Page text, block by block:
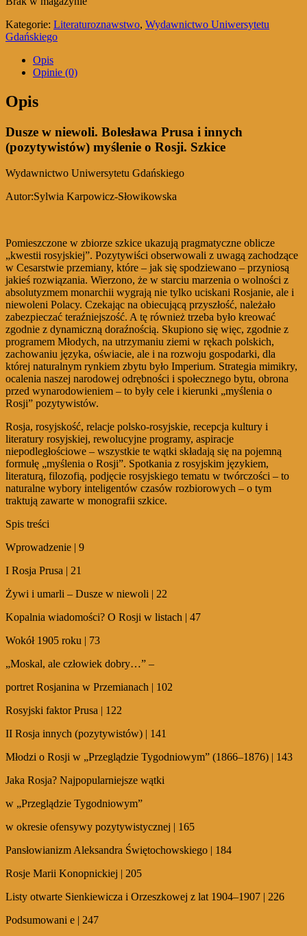
Kategorie: Literaturoznawstwo, Wydawnictwo Uniwersytetu
Gdańskiego
Opis
Opinie (0)
Opis
Dusze w niewoli. Bolesława Prusa i innych
(pozytywistów) myślenie o Rosji. Szkice
Wydawnictwo Uniwersytetu Gdańskiego
Autor:Sylwia Karpowicz-Słowikowska
Pomieszczone w zbiorze szkice ukazują pragmatyczne oblicze
„kwestii rosyjskiej”. Pozytywiści obserwowali z uwagą zachodzące
w Cesarstwie przemiany, które – jak się spodziewano – przyniosą
jakieś rozwiązania. Wierzono, że w starciu marzenia o wolności z
absolutyzmem monarchii wygrają nie tylko uciskani Rosjanie, ale i
niewoleni Polacy. Czekając na obiecującą przyszłość, należało
zabezpieczać teraźniejszość. A tę również trzeba było kreować
zgodnie z dynamiczną doraźnością. Skupiono się więc, zgodnie z
programem Młodych, na utrzymaniu ziemi w rękach polskich,
zachowaniu języka, oświacie, ale i na rozwoju gospodarki, dla
której naturalnym rynkiem zbytu było Imperium. Strategia mimikry,
ocalenia naszej narodowej odrębności i społecznego bytu, obrona
przed wynarodowieniem – to były cele i kierunki „myślenia o
Rosji” pozytywistów.
Rosja, rosyjskość, relacje polsko-rosyjskie, recepcja kultury i
literatury rosyjskiej, rewolucyjne programy, aspiracje
niepodległościowe – wszystkie te wątki składają się na pojemną
formułę „myślenia o Rosji”. Spotkania z rosyjskim językiem,
literaturą, filozofią, podjęcie rosyjskiego tematu w twórczości – to
naturalne wybory inteligentów czasów rozbiorowych – o tym
traktują zawarte w monografii szkice.
Spis treści
Wprowadzenie | 9
I Rosja Prusa | 21
Żywi i umarli – Dusze w niewoli | 22
Kopalnia wiadomości? O Rosji w listach | 47
Wokół 1905 roku | 73
„Moskal, ale człowiek dobry…” –
portret Rosjanina w Przemianach | 102
Rosyjski faktor Prusa | 122
II Rosja innych (pozytywistów) | 141
Młodzi o Rosji w „Przeglądzie Tygodniowym” (1866–1876) | 143
Jaka Rosja? Najpopularniejsze wątki
w „Przeglądzie Tygodniowym”
w okresie ofensywy pozytywistycznej | 165
Pansłowianizm Aleksandra Świętochowskiego | 184
Rosje Marii Konopnickiej | 205
Listy otwarte Sienkiewicza i Orzeszkowej z lat 1904–1907 | 226
Podsumowani e | 247